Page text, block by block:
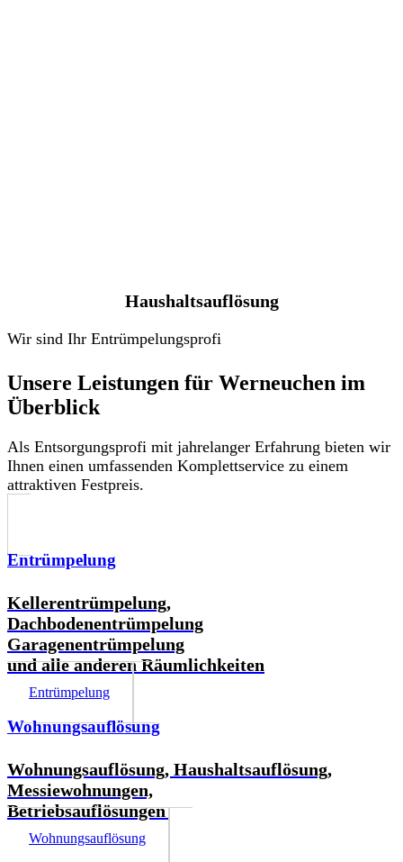
Haushaltsauflösung
Wir sind Ihr Entrümpelungsprofi
Unsere Leistungen für Werneuchen im
Überblick
Als Entsorgungsprofi mit jahrelanger Erfahrung bieten wir
Ihnen einen umfassenden Komplettservice zu einem
attraktiven Festpreis.
Entrümpelung
Kellerentrümpelung,
Dachbodenentrümpelung
Garagenentrümpelung
und alle anderen Räumlichkeiten
Entrümpelung
Wohnungsauflösung
Wohnungsauflösung, Haushaltsauflösung,
Messiewohnungen,
Betriebsauflösungen
Wohnungsauflösung